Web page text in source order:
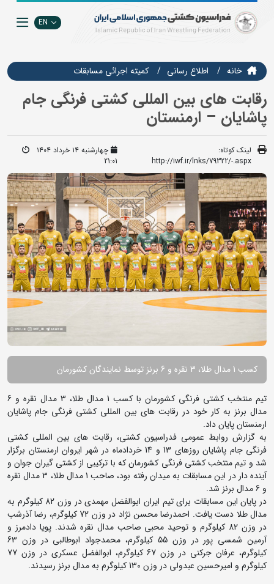
EN
خانه اطلاع رسانی كميته اجرائي مسابقات
رقابت های بین المللی کشتی فرنگی جام
پاشایان – ارمنستان
لینک کوتاه:
http://iwf.ir/lnks/79322/-.aspx
چهارشنبه ۱۴ خرداد ۱۴۰۴
21:01
کسب 1 مدال طلا، 3 نقره و 6 برنز توسط نمایندگان کشورمان
تیم منتخب کشتی فرنگی کشورمان با کسب 1 مدال طلا، 3 مدال نقره و 6
مدال برنز به کار خود در رقابت های بین المللی کشتی فرنگی جام پاشایان
ارمنستان پایان داد.
به گزارش روابط عمومی فدراسیون کشتی، رقابت های بین المللی کشتی
فرنگی جام پاشایان روزهای 13 و 14 خردادماه در شهر ایروان ارمنستان برگزار
شد و تیم منتخب کشتی فرنگی کشورمان که با ترکیبی از کشتی گیران جوان و
آینده دار در این مسابقات به میدان رفته بود، صاحب 1 مدال طلا، 3 مدال نقره
و 6 مدال برنز شد.
در پایان این مسابقات برای تیم ایران ابوالفضل مهمدی در وزن 82 کیلوگرم به
مدال طلا دست یافت. احمدرضا محسن نژاد در وزن 72 کیلوگرم، رضا آذرشب
در وزن 82 کیلوگرم و توحید محبی صاحب مدال نقره شدند. پویا دادمرز و
آرمین شمسی پور در وزن 55 کیلوگرم، محمدجواد ابوطالبی در وزن 63
کیلوگرم، عرفان جرکنی در وزن 67 کیلوگرم، ابوالفضل عسکری در وزن 77
کیلوگرم و امیرحسین عبدولی در وزن 130 کیلوگرم به مدال برنز رسیدند.